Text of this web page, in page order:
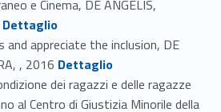
e Cinema, DE ANGELIS,
Link identifier #identifier_person_126957-21
Dettaglio
appreciate the inclusion, DE
, 2016 Link identifier #identifier_person_107937-22
Dettaglio
dei ragazzi e delle ragazze
al Centro di Giustizia Minorile della